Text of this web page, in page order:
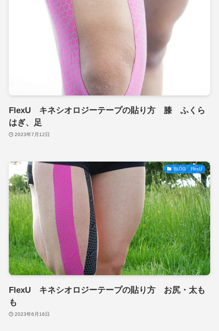
FlexU キネシオロジーテープの貼り方 膝 ふくら
はぎ、足
2023年7月12日
BLOG FlexU
FlexU キネシオロジーテープの貼り方 お尻・太も
も
2023年6月16日